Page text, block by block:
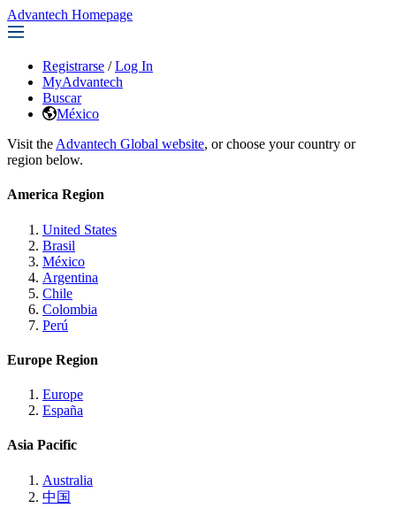
Advantech Homepage
Registrarse / Log In
MyAdvantech
Buscar
México
Visit the Advantech Global website, or choose your country or
region below.
America Region
United States
Brasil
México
Argentina
Chile
Colombia
Perú
Europe Region
Europe
España
Asia Pacific
Australia
中国